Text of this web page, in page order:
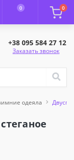
0 0
+38 095 584 27 12
Заказать звонок
одеяла